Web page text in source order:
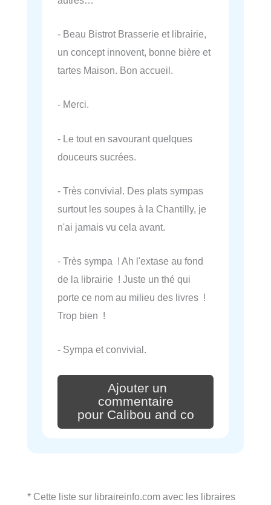
- Beau Bistrot Brasserie et librairie,
un concept innovent, bonne bière et
tartes Maison. Bon accueil.
- Merci.
- Le tout en savourant quelques
douceurs sucrées.
- Très convivial. Des plats sympas
surtout les soupes à la Chantilly, je
n'ai jamais vu cela avant.
- Très sympa ! Ah l'extase au fond
de la librairie ! Juste un thé qui
porte ce nom au milieu des livres !
Trop bien !
- Sympa et convivial.
Ajouter un
commentaire
pour Calibou and co
* Cette liste sur libraireinfo.com avec les libraires